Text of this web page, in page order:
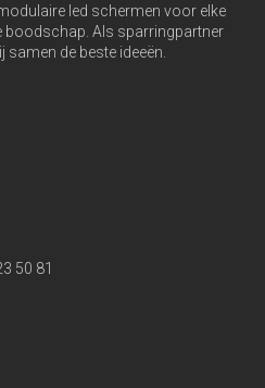
led schermen voor elke
boodschap. Als sparringpartner
de beste ideeën.
50 81